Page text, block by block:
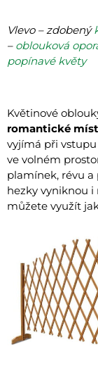
Vlevo – zdobený
– oblouková
popínavé květy
Květinové
romantické
vyjímá při vstupu
ve volném
plamínek, révu a
hezky vyniknou i
můžete využít